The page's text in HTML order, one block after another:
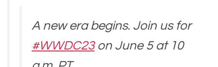
A new era begins. Join us for
#WWDC23on June 5 at 10